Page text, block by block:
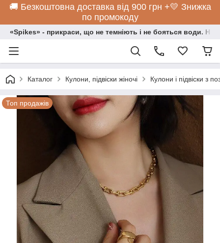
🚚 Безкоштовна доставка від 900 грн +💛 Знижка
по промокоду
«Spikes» - прикраси, що не темніють і не бояться води.
Каталог Кулони, підвіски жіночі Кулони і підвіски з
Топ продажів